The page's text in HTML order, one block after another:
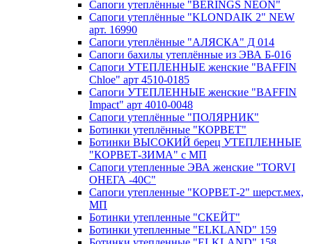
Сапоги утеплённые "BERINGS NEON"
Сапоги утеплённые "KLONDAIK 2" NEW
арт. 16990
Сапоги утеплённые "АЛЯСКА" Д 014
Сапоги бахилы утеплённые из ЭВА Б-016
Сапоги УТЕПЛЕННЫЕ женские "BAFFIN
Chloe" арт 4510-0185
Сапоги УТЕПЛЕННЫЕ женские "BAFFIN
Impact" арт 4010-0048
Сапоги утеплённые "ПОЛЯРНИК"
Ботинки утеплённые "КОРВЕТ"
Ботинки ВЫСОКИЙ берец УТЕПЛЕННЫЕ
"КОРВЕТ-ЗИМА" с МП
Сапоги утепленные ЭВА женские "TORVI
ОНЕГА -40С"
Сапоги утепленные "КОРВЕТ-2" шерст.мех,
МП
Ботинки утепленные "СКЕЙТ"
Ботинки утепленные "ELKLAND" 159